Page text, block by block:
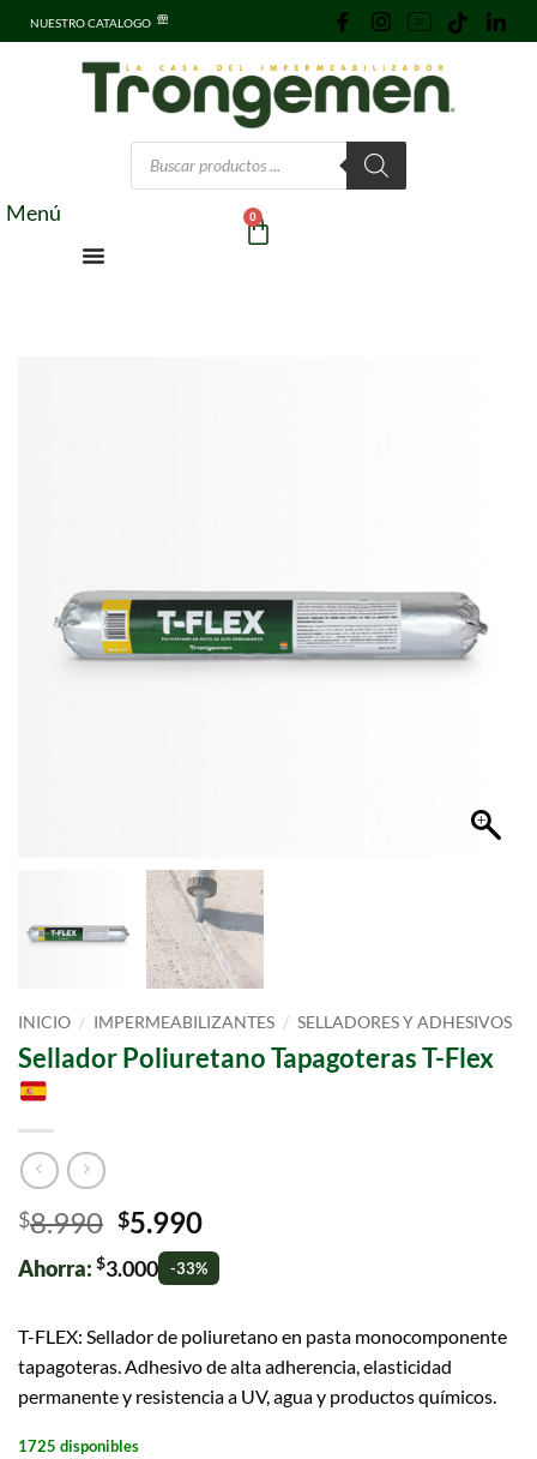
NUESTRO CATALOGO
Menú 0
INICIO / IMPERMEABILIZANTES / SELLADORES Y ADHESIVOS
Sellador Poliuretano Tapagoteras T-Flex
$8.990 $5.990
Ahorra: $3.000 -33%
T-FLEX: Sellador de poliuretano en pasta monocomponente
tapagoteras. Adhesivo de alta adherencia, elasticidad
permanente y resistencia a UV, agua y productos químicos.
1725 disponibles